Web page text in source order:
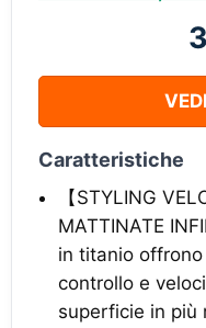
Caratteristiche
【STYLING
MATTINATE
in titanio
controllo e
superficie in più